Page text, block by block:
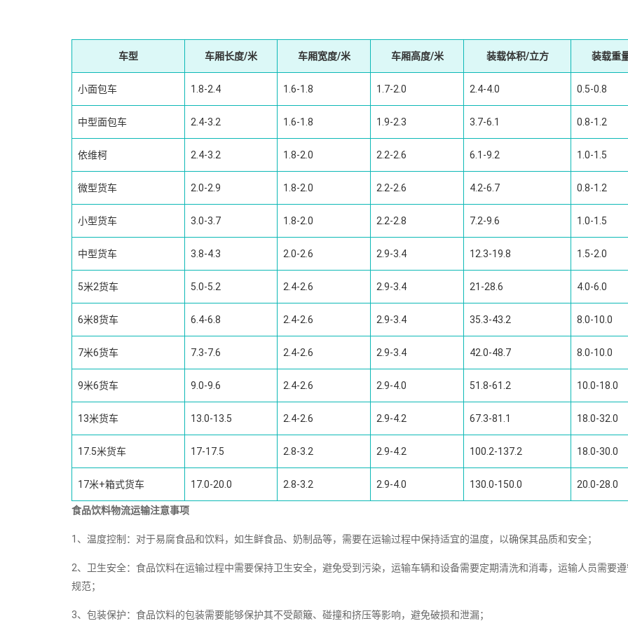
车型 车厢长度/米 车厢宽度/米 车厢高度/米 装载体积/立方 装载重
小面包车 1.8-2.4 1.6-1.8 1.7-2.0 2.4-4.0 0.5-0.8
中型面包车 2.4-3.2 1.6-1.8 1.9-2.3 3.7-6.1 0.8-1.2
依维柯 2.4-3.2 1.8-2.0 2.2-2.6 6.1-9.2 1.0-1.5
微型货车 2.0-2.9 1.8-2.0 2.2-2.6 4.2-6.7 0.8-1.2
小型货车 3.0-3.7 1.8-2.0 2.2-2.8 7.2-9.6 1.0-1.5
中型货车 3.8-4.3 2.0-2.6 2.9-3.4 12.3-19.8 1.5-2.0
5米2货车 5.0-5.2 2.4-2.6 2.9-3.4 21-28.6 4.0-6.0
6米8货车 6.4-6.8 2.4-2.6 2.9-3.4 35.3-43.2 8.0-10.0
7米6货车 7.3-7.6 2.4-2.6 2.9-3.4 42.0-48.7 8.0-10.0
9米6货车 9.0-9.6 2.4-2.6 2.9-4.0 51.8-61.2 10.0-18.0
13米货车 13.0-13.5 2.4-2.6 2.9-4.2 67.3-81.1 18.0-32.0
17.5米货车 17-17.5 2.8-3.2 2.9-4.2 100.2-137.2 18.0-30.0
17米+箱式货车 17.0-20.0 2.8-3.2 2.9-4.0 130.0-150.0 20.0-28.0
食品饮料物流运输注意事项
1、温度控制：对于易腐食品和饮料，如生鲜食品、奶制品等，需要在运输过程中保持适宜的温度，以确保其品质和安全；
2、卫生安全：食品饮料在运输过程中需要保持卫生安全，避免受到污染，运输车辆和设备需要定期清洗和消毒，运输人员需要
规范；
3、包装保护：食品饮料的包装需要能够保护其不受颠簸、碰撞和挤压等影响，避免破损和泄漏；